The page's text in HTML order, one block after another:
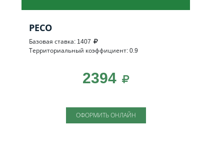
РЕСО
Базовая ставка: 1407
Территориальный коэффициент: 0.9
2394
ОФОРМИТЬ ОНЛАЙН